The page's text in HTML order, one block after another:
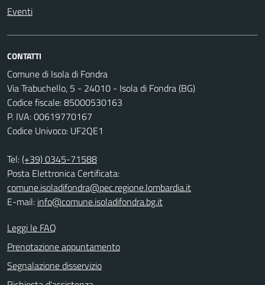
Eventi
CONTATTI
Comune di Isola di Fondra
Via Trabuchello, 5 - 24010 - Isola di Fondra (BG)
Codice fiscale: 85000530163
P. IVA: 00619770167
Codice Univoco: UF2QE1
Tel:(+39) 0345-71588
Posta Elettronica Certificata:
comune.isoladifondra@pec.regione.lombardia.it
E-mail: info@comune.isoladifondra.bg.it
Leggi le FAQ
Prenotazione appuntamento
Segnalazione disservizio